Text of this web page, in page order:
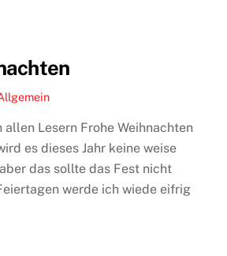
Lesern Frohe Weihnachten
es dieses Jahr keine weise
das sollte das Fest nicht
werde ich wiede eifrig